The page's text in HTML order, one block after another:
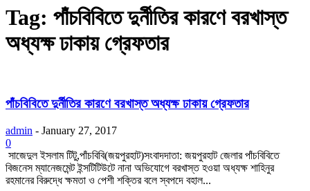
Tag: পাঁচবিবিতে দুর্নীতির কারণে বরখাস্ত
অধ্যক্ষ ঢাকায় গ্রেফতার
পাঁচবিবিতে দুর্নীতির কারণে বরখাস্ত অধ্যক্ষ ঢাকায় গ্রেফতার
admin - January 27, 2017
0
সাজেদুল ইসলাম টিটু,পাঁচবিবি(জয়পুরহাট)সংবাদদাতা: জয়পুরহাট জেলার পাঁচবিবিতে
বিজনেস ম্যানেজমেন্ট ইন্সটিটিউটে নানা অভিযোগে বরখাস্ত হওয়া অধ্যক্ষ শাহিনুর
রহমানের বিরুদ্ধে ক্ষমতা ও পেশী শক্তির বলে স্বপদে বহাল...